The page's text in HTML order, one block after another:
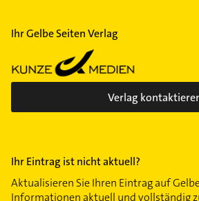
Ihr Gelbe Seiten Verlag
Verlag
Ihr Eintrag ist nicht aktuell?
Aktualisieren Sie Ihren Eintrag auf
Informationen aktuell und vollständig